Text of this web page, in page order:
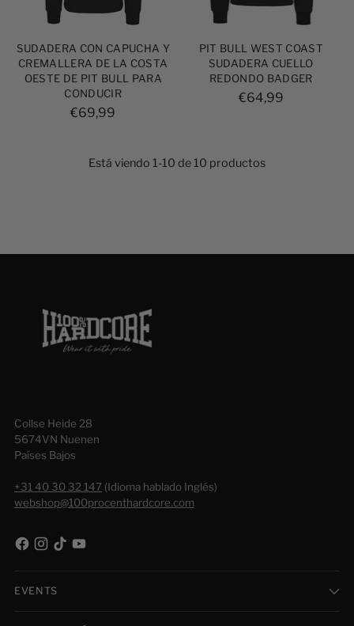
SUDADERA CON CAPUCHA Y
CREMALLERA DE LA COSTA
OESTE DE PIT BULL PARA
CONDUCIR
€69,99
PIT BULL WEST COAST
SUDADERA CUELLO
REDONDO BADGER
€64,99
Está viendo 1-10 de 10 productos
Collse Heide 28
5674VN Nuenen
Países Bajos
+31 40 30 32 147 (Idioma hablado Inglés)
webshop@100procenthardcore.com
EVENTS